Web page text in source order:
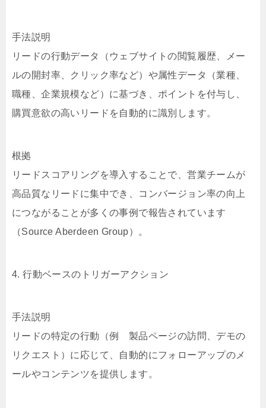
手法説明
リードの行動データ（ウェブサイトの閲覧履歴、メー
ルの開封率、クリック率など）や属性データ（業種、
職種、企業規模など）に基づき、ポイントを付与し、
購買意欲の高いリードを自動的に識別します。
根拠
リードスコアリングを導入することで、営業チームが
高品質なリードに集中でき、コンバージョン率の向上
につながることが多くの事例で報告されています
（Source Aberdeen Group）。
4. 行動ベースのトリガーアクション
手法説明
リードの特定の行動（例 製品ページの訪問、デモの
リクエスト）に応じて、自動的にフォローアップのメ
ールやコンテンツを提供します。